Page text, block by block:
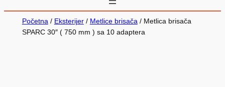
t
r
Početna/ Eksterijer/ Metlice brisača/ Metlica brisača
SPARC 30″ ( 750 mm ) sa 10 adaptera